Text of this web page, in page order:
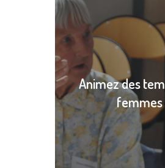
Animez des
femmes